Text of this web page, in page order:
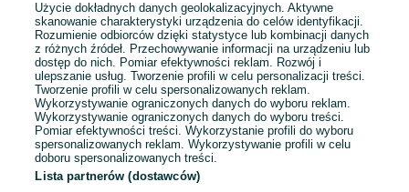
Przejdź na stronę główną
Użycie dokładnych danych geolokalizacyjnych. Aktywne
skanowanie charakterystyki urządzenia do celów identyfikacji.
Rozumienie odbiorców dzięki statystyce lub kombinacji danych
z różnych źródeł. Przechowywanie informacji na urządzeniu lub
dostęp do nich. Pomiar efektywności reklam. Rozwój i
ulepszanie usług. Tworzenie profili w celu personalizacji treści.
Tworzenie profili w celu spersonalizowanych reklam.
Wykorzystywanie ograniczonych danych do wyboru reklam.
Wykorzystywanie ograniczonych danych do wyboru treści.
Pomiar efektywności treści. Wykorzystanie profili do wyboru
spersonalizowanych reklam. Wykorzystywanie profili w celu
doboru spersonalizowanych treści.
Lista partnerów (dostawców)